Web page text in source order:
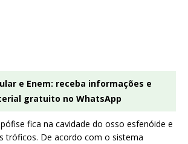
e Enem: receba informações e
gratuito no WhatsApp
fica na cavidade do osso esfenóide e
tróficos. De acordo com o sistema